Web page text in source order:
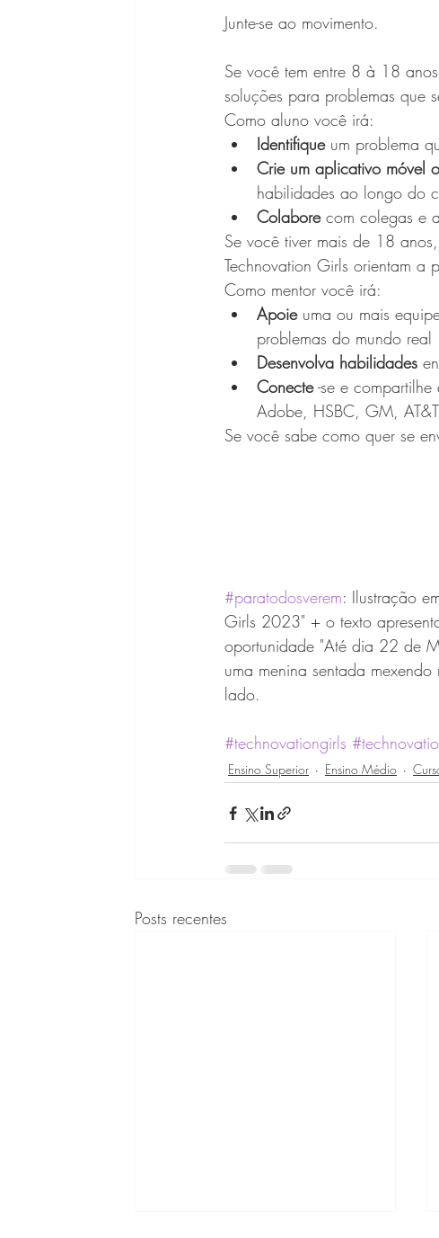
Junte-se ao movimento.
Se você tem entre 8 à 18
soluções para problemas que
Como aluno você irá:
Identifique um problema
Crie um aplicativo móvel
habilidades ao longo do
Colabore com colegas e
Se você tiver mais de 18
Technovation Girls orientam a
Como mentor você irá:
Apoie uma ou mais
problemas do mundo real
Desenvolva habilidades
Conecte -se e compartilhe
Adobe, HSBC, GM,
Se você sabe como quer se
#paratodosverem: Ilustração
Girls 2023" + o texto
oportunidade "Até dia 22 de
uma menina sentada
lado.
#technovationgirls
Ensino Superior Ensino Médio
Posts recentes